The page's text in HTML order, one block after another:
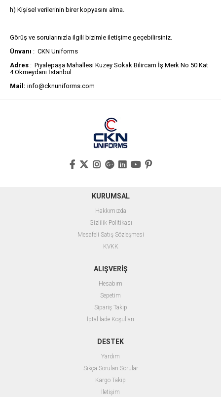
h) Kişisel verilerinin birer kopyasını alma.
Görüş ve sorularınızla ilgili bizimle iletişime geçebilirsiniz.
Ünvanı : CKN Uniforms
Adres : Piyalepaşa Mahallesi Kuzey Sokak Bilircam İş Merk No 50 Kat
4 Okmeydanı İstanbul
Mail: info@cknuniforms.com
KURUMSAL
Hakkımızda
Gizlilik Politikası
Mesafeli Satış Sözleşmesi
KVKK
ALIŞVERİŞ
Hesabım
Sepetim
Sipariş Takip
İptal İade Koşulları
DESTEK
Yardım
Sıkça Sorulan Sorular
Kargo Takip
İletişim